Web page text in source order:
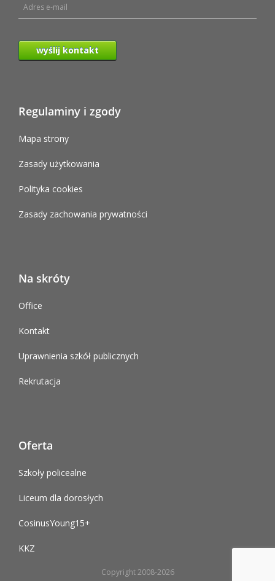
wyślij kontakt
Regulaminy i zgody
Mapa strony
Zasady użytkowania
Polityka cookies
Zasady zachowania prywatności
Na skróty
Office
Kontakt
Uprawnienia szkół publicznych
Rekrutacja
Oferta
Szkoły policealne
Liceum dla dorosłych
CosinusYoung15+
KKZ
Copyright 2008-2026